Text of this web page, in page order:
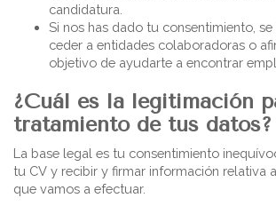
candidatura.
Si nos has dado tu consentimiento,
ceder a entidades colaboradoras o
objetivo de ayudarte a encontrar
¿Cuál es la legitimación
tratamiento de tus datos?
La base legal es tu consentimiento
tu CV y recibir y firmar información relativa
que vamos a efectuar.